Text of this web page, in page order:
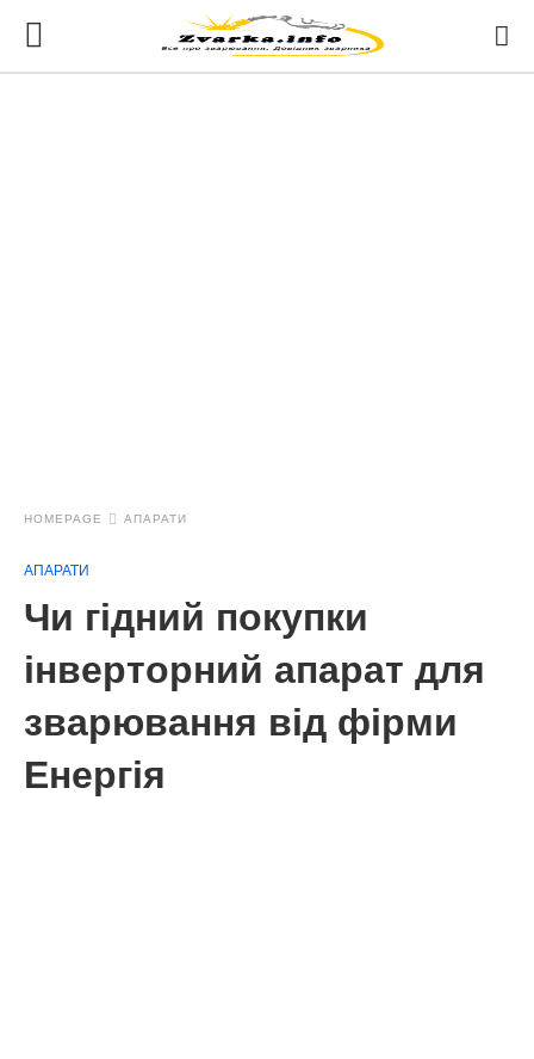
HOMEPAGE АПАРАТИ
АПАРАТИ
Чи гідний покупки
інверторний апарат для
зварювання від фірми
Енергія